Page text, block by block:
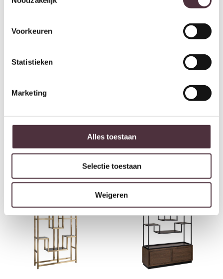
Voorkeuren
Statistieken
Marketing
Alles toestaan
Selectie toestaan
Weigeren
€2.305,00